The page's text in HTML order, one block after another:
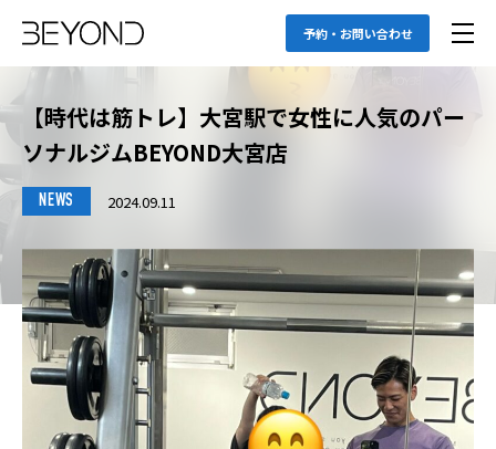
予約・お問い合わせ
【時代は筋トレ】大宮駅で女性に人気のパー
ソナルジムBEYOND大宮店
NEWS 2024.09.11